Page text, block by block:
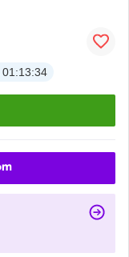
01:13:33